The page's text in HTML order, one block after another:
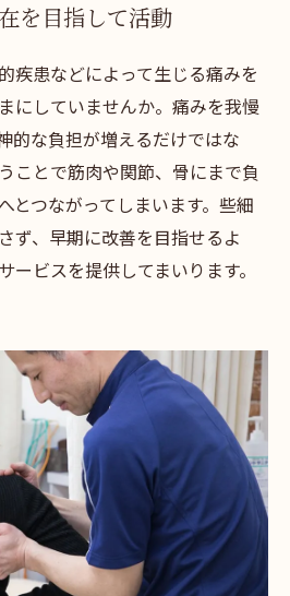
を目指して活動
疾患などによって生じる痛みを
にしていませんか。痛みを我慢
的な負担が増えるだけではな
ことで筋肉や関節、骨にまで負
とつながってしまいます。些細
ず、早期に改善を目指せるよ
ービスを提供してまいります。